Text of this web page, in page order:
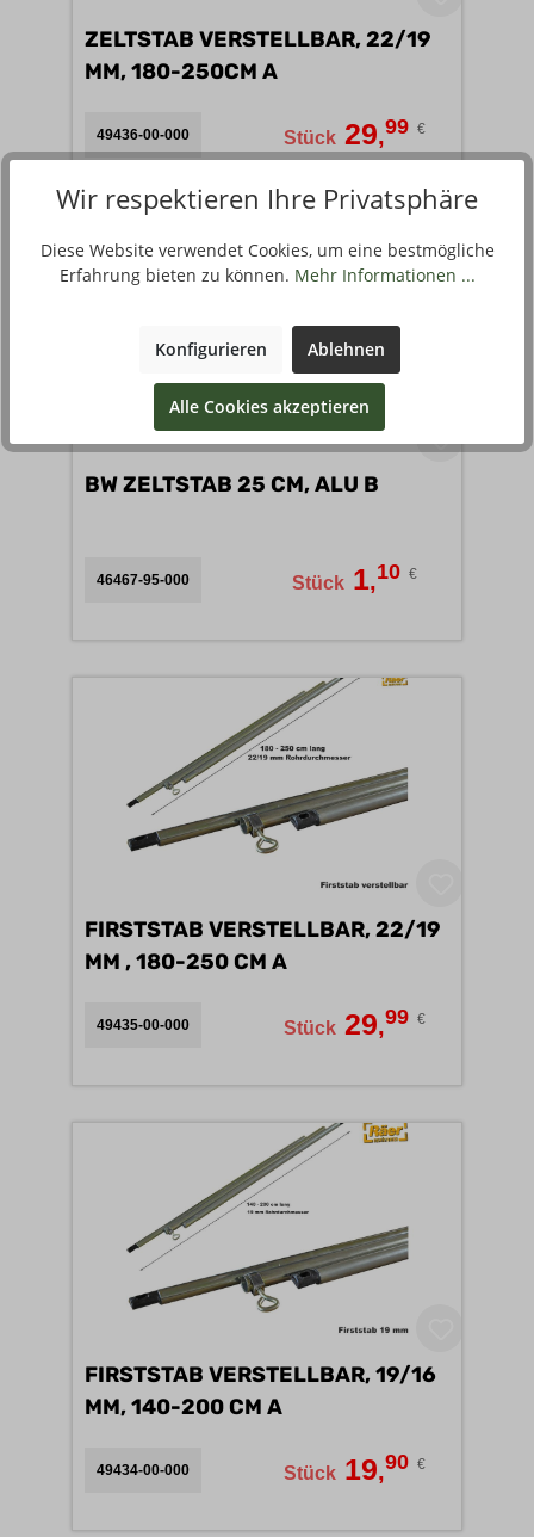
ZELTSTAB VERSTELLBAR, 22/19
MM, 180-250CM A
49436-00-000 Stück 29,99 €
BW ZELTSTAB 25 CM, ALU B
46467-95-000 Stück 1,10 €
FIRSTSTAB VERSTELLBAR, 22/19
MM , 180-250 CM A
49435-00-000 Stück 29,99 €
FIRSTSTAB VERSTELLBAR, 19/16
MM, 140-200 CM A
49434-00-000 Stück 19,90 €
Wir respektieren Ihre Privatsphäre
Diese Website verwendet Cookies, um eine bestmögliche
Erfahrung bieten zu können. Mehr Informationen ...
Konfigurieren Ablehnen
Alle Cookies akzeptieren